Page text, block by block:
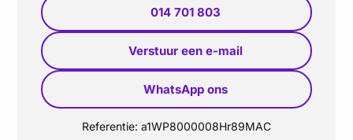
014 701 803
Verstuur een e-mail
WhatsApp ons
Referentie: a1WP8000008Hr89MAC